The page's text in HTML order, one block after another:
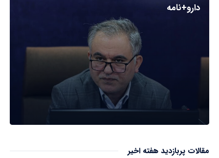
دارو+نامه
مقالات پربازدید هفته اخیر